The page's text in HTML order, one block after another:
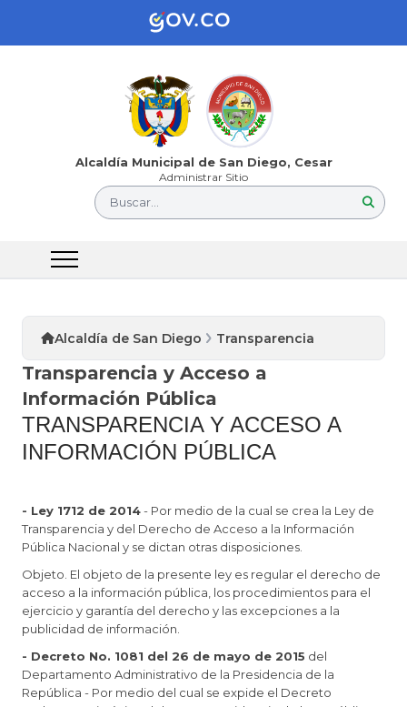
Alcaldía Municipal de San Diego, Cesar
Administrar Sitio
Buscar...
Alcaldía de San Diego Transparencia
Transparencia y Acceso a
Información Pública
TRANSPARENCIA Y ACCESO A
INFORMACIÓN PÚBLICA
- Ley 1712 de 2014- Por medio de la cual se crea la Ley de
Transparencia y del Derecho de Acceso a la Información
Pública Nacional y se dictan otras disposiciones.
Objeto. El objeto de la presente ley es regular el derecho de
acceso a la información pública, los procedimientos para el
ejercicio y garantía del derecho y las excepciones a la
publicidad de información.
- Decreto No. 1081 del 26 de mayo de 2015 del
Departamento Administrativo de la Presidencia de la
República - Por medio del cual se expide el Decreto